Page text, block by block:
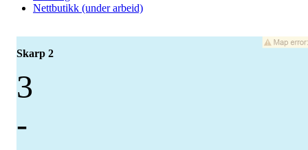
Nettbutikk (under arbeid)
Skarp 2
3
-